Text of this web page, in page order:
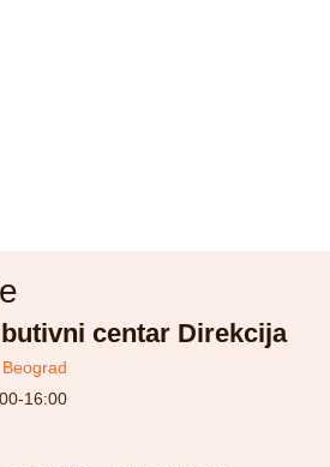
centar Direkcija
16:00